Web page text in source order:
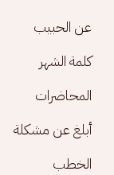
Footer menu
عن الحبيب
كلمة الشهر
المحاضرات
أبلغ عن مشكلة
الخطب